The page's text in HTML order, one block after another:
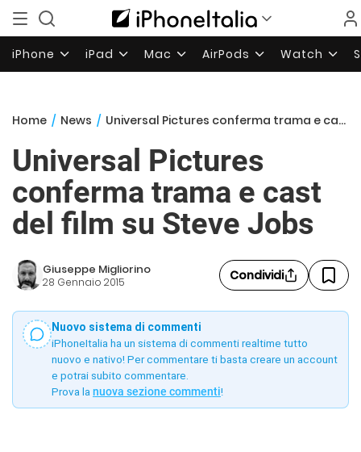
iPhone iPad Mac AirPods Watch
Home / News / Universal Pictures conferma trama e cast del film su Steve Jobs
Universal Pictures
conferma trama e cast
del film su Steve Jobs
Giuseppe Migliorino
28 Gennaio 2015 Condividi
Nuovo sistema di commenti
iPhoneItalia ha un sistema di commenti realtime tutto
nuovo e nativo! Per commentare ti basta creare un account
e potrai subito commentare.
Prova la nuova sezione commenti!